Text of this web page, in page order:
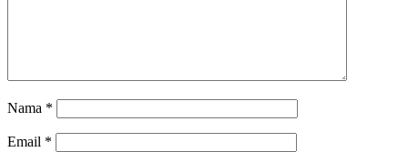
Nama *
Email *